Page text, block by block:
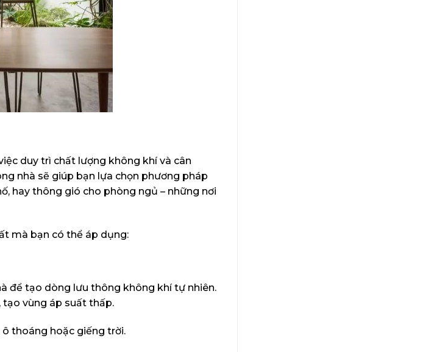
duy trì chất lượng không khí và cân
nhà sẽ giúp bạn lựa chọn phương pháp
hay thông gió cho phòng ngủ – những nơi
mà bạn có thể áp dụng:
để tạo dòng lưu thông không khí tự nhiên.
tạo vùng áp suất thấp.
thoáng hoặc giếng trời.